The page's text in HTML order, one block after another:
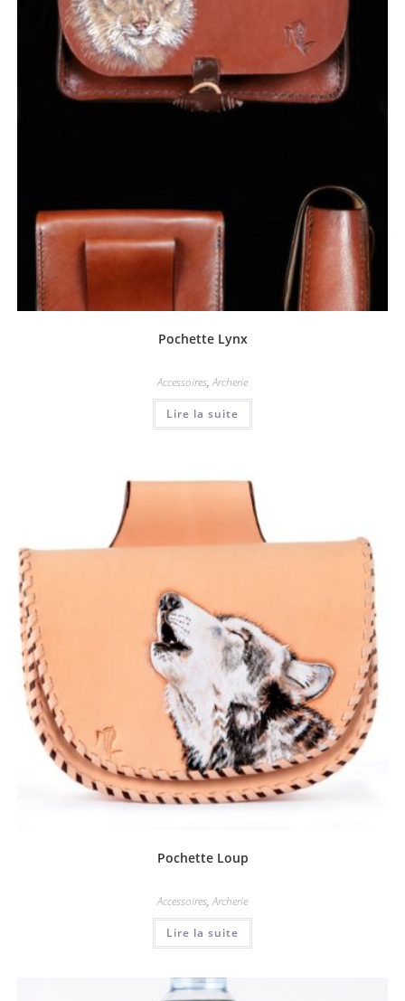
Pochette Lynx
Accessoires,Archerie
Lire la suite
Pochette Loup
Accessoires,Archerie
Lire la suite